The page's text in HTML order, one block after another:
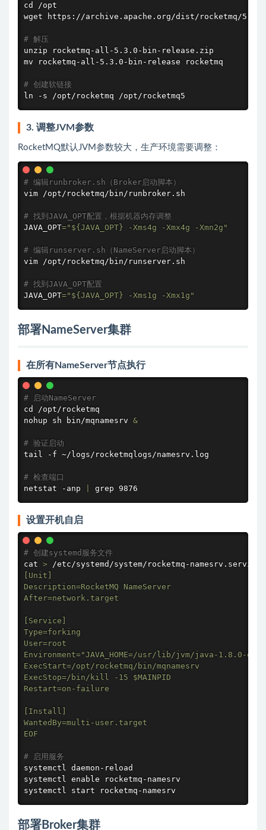
cd
wget https://archive.apache.org/dist/rocketmq/
# 解压
mv rocketmq-all-5.3.0-bin-release rocketmq
# 创建软链接
ln -s /opt/rocketmq /opt/rocketmq5
3. 调整JVM参数
RocketMQ默认JVM参数较大，生产环境需要调整：
# 编辑runbroker.sh（Broker启动脚本）
vim /opt/rocketmq/bin/runbroker.sh
# 找到JAVA_OPT配置，根据机器内存调整
JAVA_OPT=" ${JAVA_OPT} -Xms4g -Xmx4g -Xmn2g"
# 编辑runserver.sh（NameServer启动脚本）
vim /opt/rocketmq/bin/runserver.sh
# 找到JAVA_OPT配置
JAVA_OPT=" ${JAVA_OPT} -Xms1g -Xmx1g"
部署NameServer集群
在所有NameServer节点执行
# 启动NameServer
cd
nohup sh bin/mqnamesrv &
# 验证启动
tail -f ~/logs/rocketmqlogs/namesrv.log
# 检查端口
netstat -anp grep 9876
设置开机自启
# 创建systemd服务文件
cat > /etc/systemd/system/rocketmq-namesrv.service
[Unit]
Description=RocketMQ NameServer
After=network.target
[Service]
Type=forking
User=root
Environment="JAVA_HOME=/usr/lib/jvm/java-1.8.0-
ExecStart=/opt/rocketmq/bin/mqnamesrv
ExecStop=/bin/kill -15 $MAINPID
Restart=on-failure
[Install]
WantedBy=multi-user.target
EOF
# 启用服务
systemctl daemon-reload
systemctl enable rocketmq-namesrv
systemctl start rocketmq-namesrv
部署Broker集群